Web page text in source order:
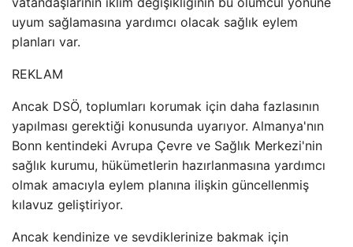
uyum sağlamasına yardımcı olacak sağlık eylem
planları var.
REKLAM
Ancak DSÖ, toplumları korumak için daha fazlasının
yapılması gerektiği konusunda uyarıyor. Almanya'nın
Bonn kentindeki Avrupa Çevre ve Sağlık Merkezi'nin
sağlık kurumu, hükümetlerin hazırlanmasına yardımcı
olmak amacıyla eylem planına ilişkin güncellenmiş
kılavuz geliştiriyor.
Ancak kendinize ve sevdiklerinize bakmak için